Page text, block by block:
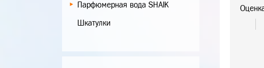
Парфюмерная вода SHAIK
Шкатулки